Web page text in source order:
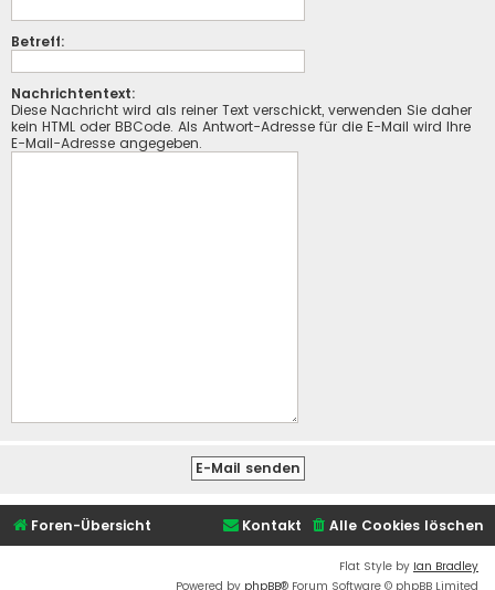
Betreff:
Nachrichtentext:
Diese Nachricht wird als reiner Text verschickt, verwenden Sie daher
kein HTML oder BBCode. Als Antwort-Adresse für die E-Mail wird Ihre
E-Mail-Adresse angegeben.
Foren-Übersicht Alle Cookies löschen
Kontakt
Flat Style by Ian Bradley
Powered by phpBB® Forum Software © phpBB Limited